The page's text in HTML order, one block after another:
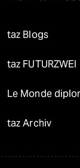
taz Blogs
taz FUTURZWEI
Le Monde
taz Archiv